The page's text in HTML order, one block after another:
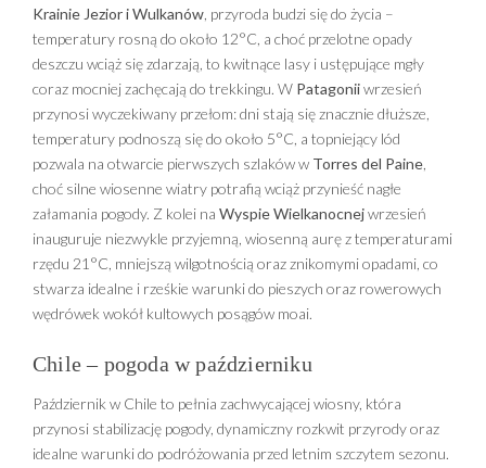
Krainie Jezior i Wulkanów , przyroda budzi się do życia –
temperatury rosną do około 12°C, a choć przelotne opady
deszczu wciąż się zdarzają, to kwitnące lasy i ustępujące mgły
coraz mocniej zachęcają do trekkingu. W Patagoniiwrzesień
przynosi wyczekiwany przełom: dni stają się znacznie dłuższe,
temperatury podnoszą się do około 5°C, a topniejący lód
pozwala na otwarcie pierwszych szlaków w Torres del Paine
choć silne wiosenne wiatry potrafią wciąż przynieść nagłe
załamania pogody. Z kolei na Wyspie Wielkanocnejwrzesień
inauguruje niezwykle przyjemną, wiosenną aurę z temperaturami
rzędu 21°C, mniejszą wilgotnością oraz znikomymi opadami, co
stwarza idealne i rześkie warunki do pieszych oraz rowerowych
wędrówek wokół kultowych posągów moai.
Chile – pogoda w październiku
Październik w Chile to pełnia zachwycającej wiosny, która
przynosi stabilizację pogody, dynamiczny rozkwit przyrody oraz
idealne warunki do podróżowania przed letnim szczytem sezonu.